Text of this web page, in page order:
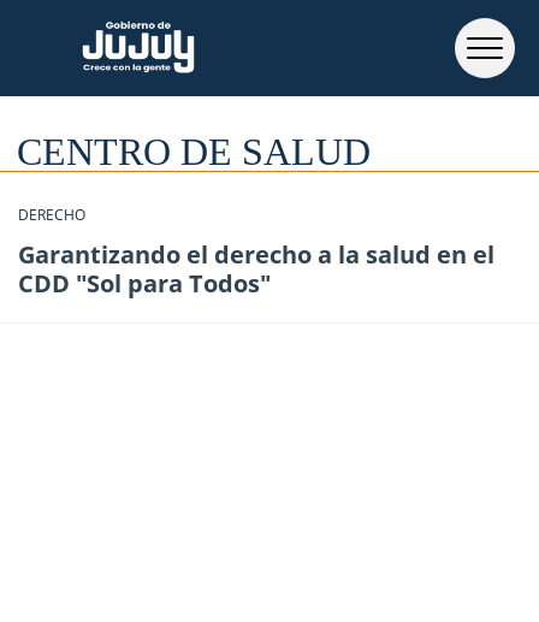
CENTRO DE SALUD
DERECHO
Garantizando el derecho a la salud en el
CDD "Sol para Todos"